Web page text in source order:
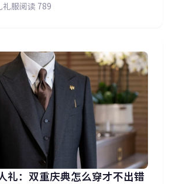
统与现代之间找到属于自己的风格表
礼服阅读 789
礼：双重庆典怎么穿才不出错